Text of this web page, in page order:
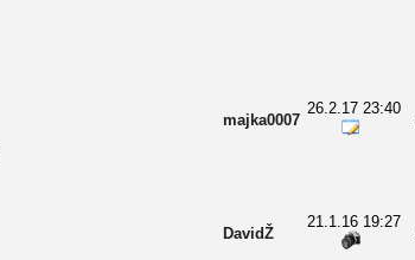
majka0007
26.2.17 23:40
DavidŽ
21.1.16 19:27